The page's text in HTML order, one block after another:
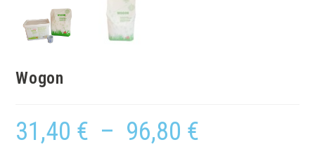
Wogon
31,40 € – 96,80 €